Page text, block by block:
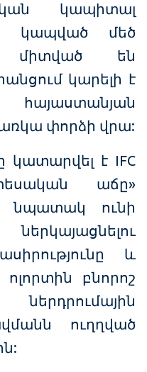
կապիտալ
կապված մեծ
միտված են
կարելի է
առկա փորձի վրա:
կատարվել է IFC
աճը»
նպատակ ունի
և
ոլորտին բնորոշ
ուղղված